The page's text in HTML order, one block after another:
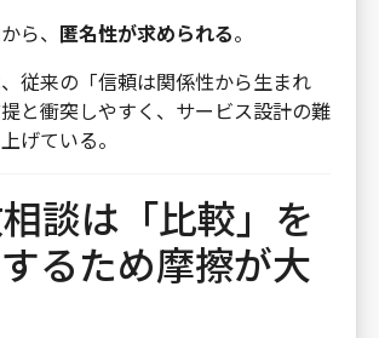
ら、 匿名性が求められる。
従来の「信頼は関係性から生まれ
と衝突しやすく、サービス設計の難
げている。
談は「比較」を
るため摩擦が大